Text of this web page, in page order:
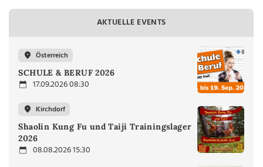
AKTUELLE EVENTS
Österreich
SCHULE & BERUF 2026
17.09.2026 08:30
Kirchdorf
Shaolin Kung Fu und Taiji Trainingslager
2026
08.08.2026 15:30